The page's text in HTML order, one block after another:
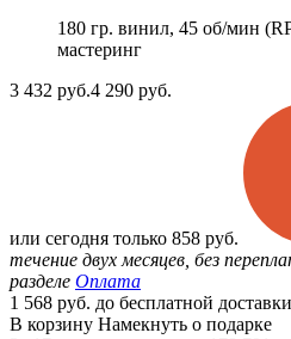
180 гр. винил, 45 об/мин
мастеринг
3 432 руб.4 290 руб.
или сегодня только 858 руб.
течение двух месяцев, без
разделе Оплата
1 568 руб. до бесплатной
В корзину Намекнуть о подарке